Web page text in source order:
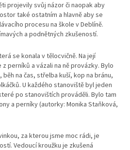
projevily svůj názor či naopak aby
také ostatním a hlavně aby se
procesu na škole v Deblíně.
a podnětných zkušeností.
se konala v tělocvičně. Na její
perníků a vázali na ně provázky. Bylo
na čas, střelba kuší, kop na bránu,
U každého stanoviště byl jeden
po stanovištích prováděli. Bylo tam
a perníky (autorky: Monika Staňková,
za kterou jsme moc rádi, je
Vedoucí kroužku je zkušená